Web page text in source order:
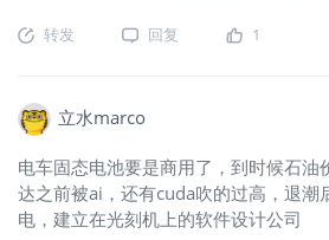
转发 回复 1
立水marco
电车固态电池要是商用了，到时候石油
达之前被ai，还有cuda吹的过高，退潮
电，建立在光刻机上的软件设计公司